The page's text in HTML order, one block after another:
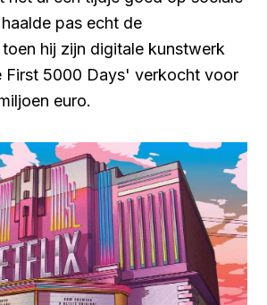
pas echt de
hij zijn digitale kunstwerk
First 5000 Days' verkocht voor
euro.